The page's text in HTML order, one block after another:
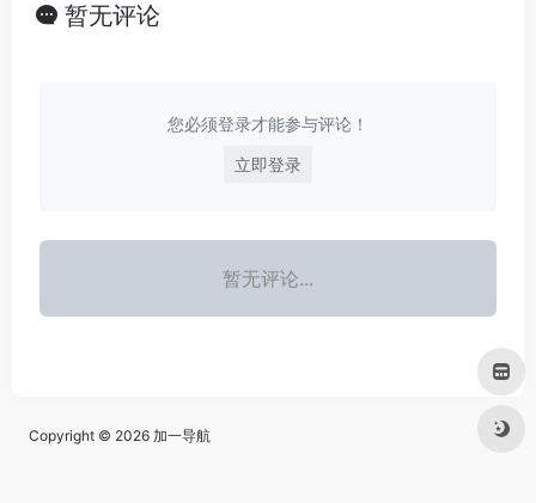
暂无评论
您必须登录才能参与评论！
立即登录
暂无评论...
Copyright © 2026 加一导航